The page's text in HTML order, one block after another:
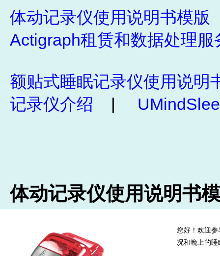
体动记录仪使用说明书模版
Actigraph租赁和数据处理服
额贴式睡眠记录仪使用说明
记录仪介绍 |
体动记录仪使用说明书
您好！欢迎
况和晚上的